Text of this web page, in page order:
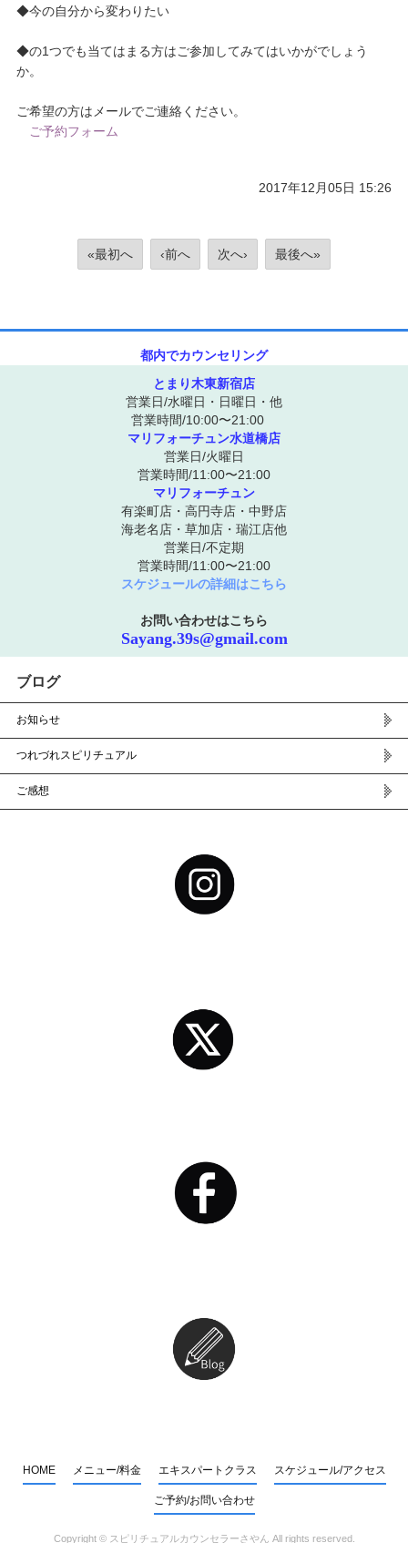
◆今の自分から変わりたい
◆の1つでも当てはまる方はご参加してみてはいかがでしょう
か。
ご希望の方はメールでご連絡ください。
ご予約フォーム
2017年12月05日 15:26
«最初へ ‹前へ 次へ› 最後へ»
都内でカウンセリング
とまり木東新宿店
営業日/水曜日・日曜日・他
営業時間/10:00〜21:00
マリフォーチュン水道橋店
営業日/火曜日
営業時間/11:00〜21:00
マリフォーチュン
有楽町店・高円寺店・中野店
海老名店・草加店・瑞江店他
営業日/不定期
営業時間/11:00〜21:00
スケジュールの詳細はこちら
お問い合わせはこちら
Sayang.39s@gmail.com
ブログ
お知らせ
つれづれスピリチュアル
ご感想
HOME メニュー/料金 エキスパートクラス スケジュール/アクセス
ご予約/お問い合わせ
Copyright © スピリチュアルカウンセラーさやん All rights reserved.